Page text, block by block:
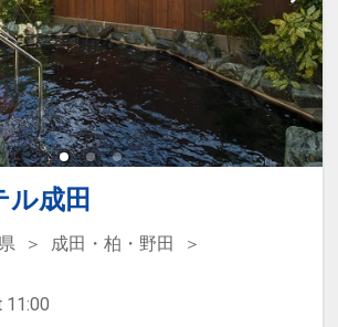
分
JR舞浜駅(乗り換え3回)
でおとまりいただける客
の明るい客室
るデュベスタイルベッド
空気清浄機
ー
ル成田
成田・柏・野田
11:00